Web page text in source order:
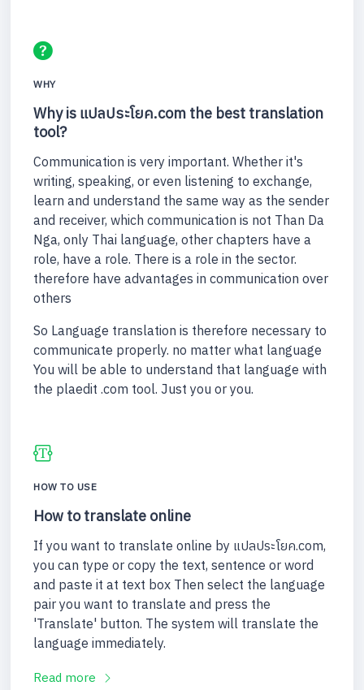
WHY
Why is แปลประโยค.com the best translation
tool?
Communication is very important. Whether it's
writing, speaking, or even listening to exchange,
learn and understand the same way as the sender
and receiver, which communication is not Than Da
Nga, only Thai language, other chapters have a
role, have a role. There is a role in the sector.
therefore have advantages in communication over
others
So Language translation is therefore necessary to
communicate properly. no matter what language
You will be able to understand that language with
the plaedit .com tool. Just you or you.
HOW TO USE
How to translate online
If you want to translate online by แปลประโยค.com,
you can type or copy the text, sentence or word
and paste it at text box Then select the language
pair you want to translate and press the
'Translate' button. The system will translate the
language immediately.
Read more